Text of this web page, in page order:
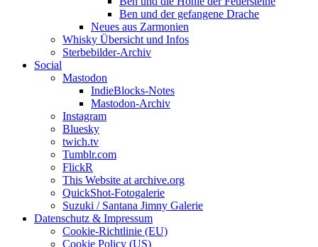
Ben und der gefangene Drache
Neues aus Zarmonien
Whisky Übersicht und Infos
Sterbebilder-Archiv
Social
Mastodon
IndieBlocks-Notes
Mastodon-Archiv
Instagram
Bluesky
twich.tv
Tumblr.com
FlickR
This Website at archive.org
QuickShot-Fotogalerie
Suzuki / Santana Jimny Galerie
Datenschutz & Impressum
Cookie-Richtlinie (EU)
Cookie Policy (US)